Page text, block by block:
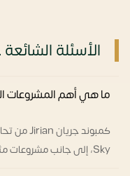
الأسئلة
ما هي أهم المشروعات
Sky، إلى جانب مشروعات مثل لافينورا ريزيدنس، بارك فالي، وكنز زايد.